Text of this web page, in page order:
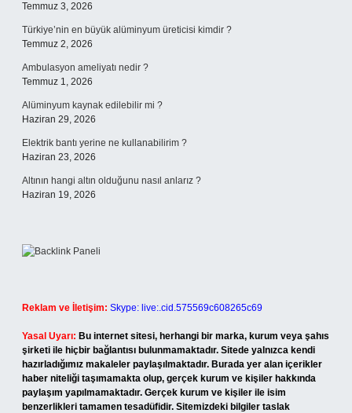
Temmuz 3, 2026
Türkiye’nin en büyük alüminyum üreticisi kimdir ?
Temmuz 2, 2026
Ambulasyon ameliyatı nedir ?
Temmuz 1, 2026
Alüminyum kaynak edilebilir mi ?
Haziran 29, 2026
Elektrik bantı yerine ne kullanabilirim ?
Haziran 23, 2026
Altının hangi altın olduğunu nasıl anlarız ?
Haziran 19, 2026
Reklam ve İletişim: Skype: live:.cid.575569c608265c69
Yasal Uyarı: Bu internet sitesi, herhangi bir marka, kurum veya şahıs
şirketi ile hiçbir bağlantısı bulunmamaktadır. Sitede yalnızca kendi
hazırladığımız makaleler paylaşılmaktadır. Burada yer alan içerikler
haber niteliği taşımamakta olup, gerçek kurum ve kişiler hakkında
paylaşım yapılmamaktadır. Gerçek kurum ve kişiler ile isim
benzerlikleri tamamen tesadüfidir. Sitemizdeki bilgiler taslak